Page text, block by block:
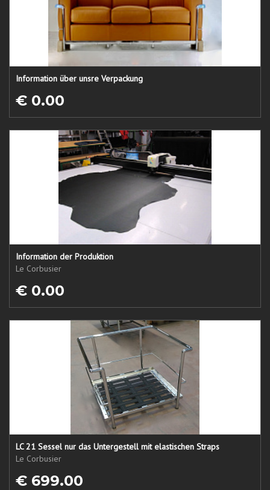
Information über unsre Verpackung
€ 0.00
Information der Produktion
Le Corbusier
€ 0.00
LC 21 Sessel nur das Untergestell mit elastischen Straps
Le Corbusier
€ 699.00